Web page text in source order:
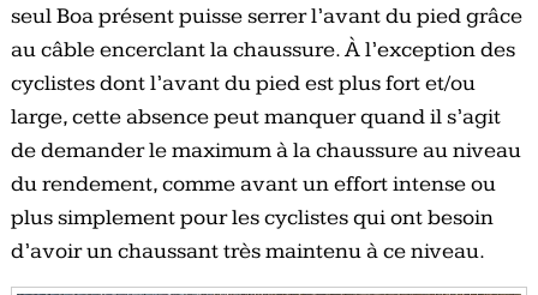
seul Boa présent puisse serrer l’avant du pied grâce
au câble encerclant la chaussure. À l’exception des
cyclistes dont l’avant du pied est plus fort et/ou
large, cette absence peut manquer quand il s’agit
de demander le maximum à la chaussure au niveau
du rendement, comme avant un effort intense ou
plus simplement pour les cyclistes qui ont besoin
d’avoir un chaussant très maintenu à ce niveau.